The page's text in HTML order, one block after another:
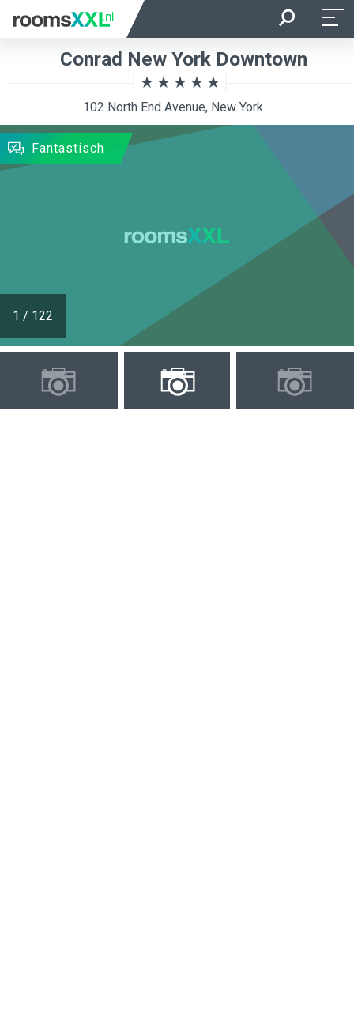
Ligging van de kamer Kamer
ZOEKEN
Conrad New York Downtown
102 North End Avenue, New York
1 / 122
Fantastisch